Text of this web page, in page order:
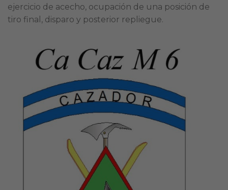
ejercicio de acecho, ocupación de una posición de
tiro final, disparo y posterior repliegue.